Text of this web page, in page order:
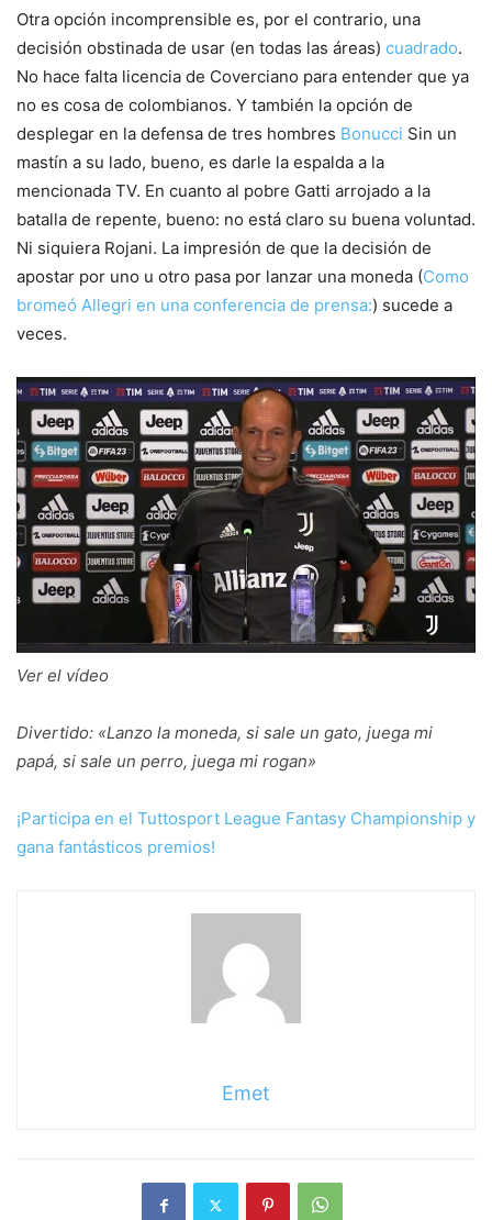
Otra opción incomprensible es, por el contrario, una
decisión obstinada de usar (en todas las áreas) cuadrado.
No hace falta licencia de Coverciano para entender que ya
no es cosa de colombianos. Y también la opción de
desplegar en la defensa de tres hombres Bonucci Sin un
mastín a su lado, bueno, es darle la espalda a la
mencionada TV. En cuanto al pobre Gatti arrojado a la
batalla de repente, bueno: no está claro su buena voluntad.
Ni siquiera Rojani. La impresión de que la decisión de
apostar por uno u otro pasa por lanzar una moneda (Como
bromeó Allegri en una conferencia de prensa:) sucede a
veces.
Ver el vídeo
Divertido: «Lanzo la moneda, si sale un gato, juega mi
papá, si sale un perro, juega mi rogan»
¡Participa en el Tuttosport League Fantasy Championship y
gana fantásticos premios!
Emet